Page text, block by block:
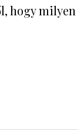
hogy milyen